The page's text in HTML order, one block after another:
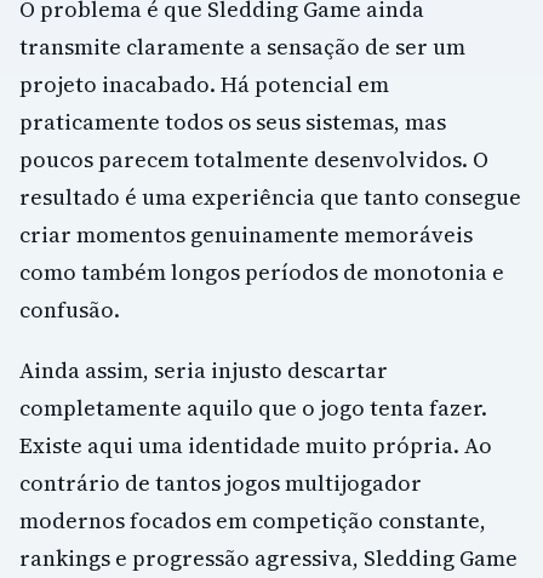
O problema é que Sledding Game ainda
transmite claramente a sensação de ser um
projeto inacabado. Há potencial em
praticamente todos os seus sistemas, mas
poucos parecem totalmente desenvolvidos. O
resultado é uma experiência que tanto consegue
criar momentos genuinamente memoráveis
como também longos períodos de monotonia e
confusão.
Ainda assim, seria injusto descartar
completamente aquilo que o jogo tenta fazer.
Existe aqui uma identidade muito própria. Ao
contrário de tantos jogos multijogador
modernos focados em competição constante,
rankings e progressão agressiva, Sledding Game